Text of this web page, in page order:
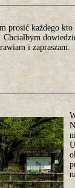
prosić każdego
Chciałbym
i zapraszam.